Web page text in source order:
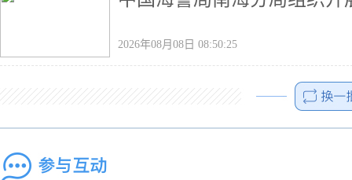
2026年08月08日 08:50:25